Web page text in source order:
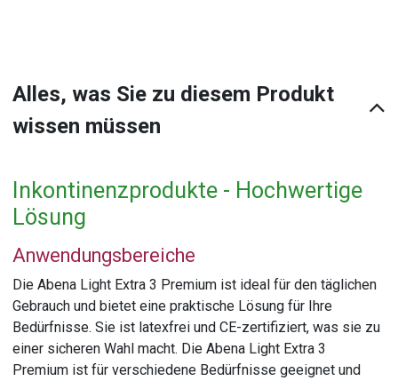
Alles, was Sie zu diesem Produkt
wissen müssen
Inkontinenzprodukte - Hochwertige
Lösung
Anwendungsbereiche
Die Abena Light Extra 3 Premium ist ideal für den täglichen
Gebrauch und bietet eine praktische Lösung für Ihre
Bedürfnisse. Sie ist latexfrei und CE-zertifiziert, was sie zu
einer sicheren Wahl macht. Die Abena Light Extra 3
Premium ist für verschiedene Bedürfnisse geeignet und